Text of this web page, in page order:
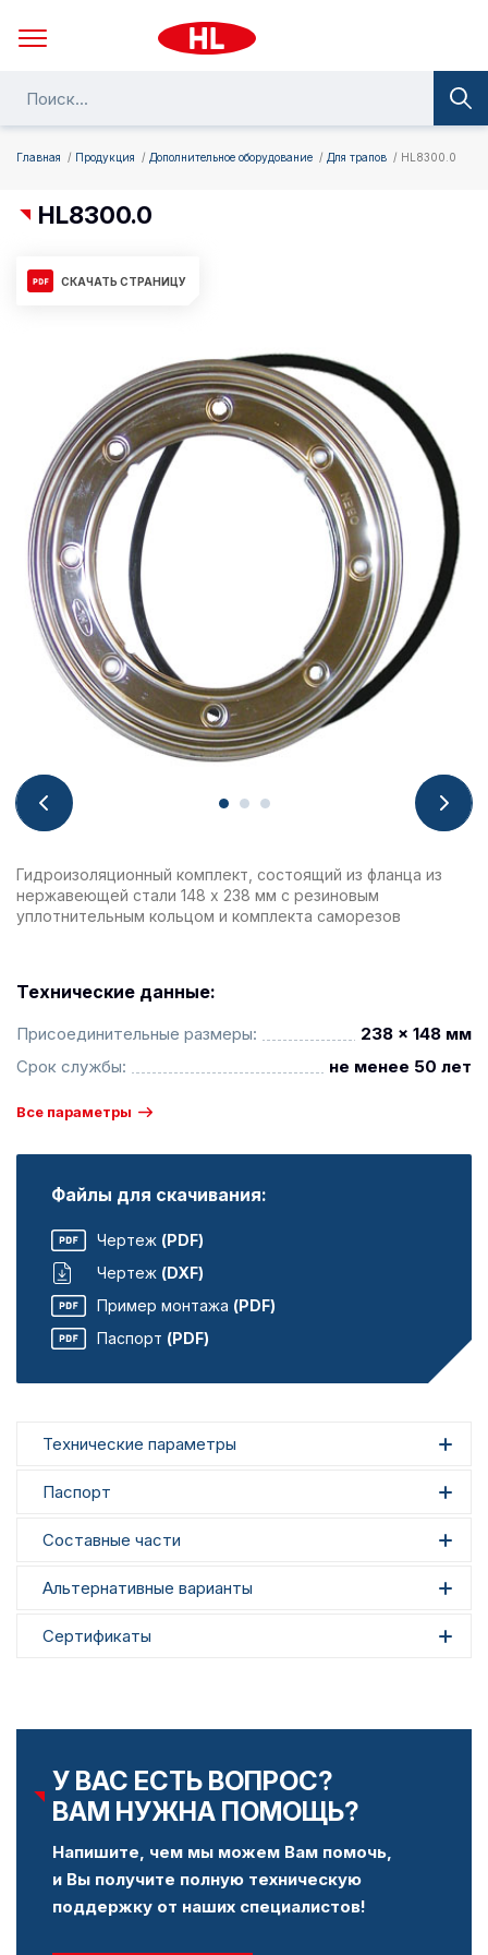
Главная Продукция Дополнительное оборудование Для трапов HL8300.0
HL8300.0
СКАЧАТЬ СТРАНИЦУ
Гидроизоляционный комплект, состоящий из фланца из
нержавеющей стали 148 x 238 мм с резиновым
уплотнительным кольцом и комплекта саморезов
Технические данные:
Присоединительные размеры:
238 x 148 мм
Срок службы:
не менее 50 лет
Все параметры
Файлы для скачивания:
Чертеж (PDF)
Чертеж (DXF)
Пример монтажа (PDF)
Паспорт (PDF)
Технические параметры
Паспорт
Составные части
Альтернативные варианты
Сертификаты
У ВАС ЕСТЬ ВОПРОС?
ВАМ НУЖНА ПОМОЩЬ?
Напишите, чем мы можем Вам помочь,
и Вы получите полную техническую
поддержку от наших специалистов!